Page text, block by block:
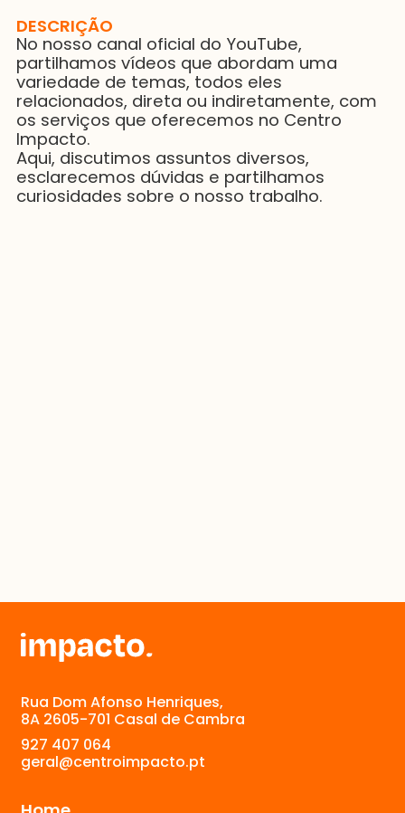
DESCRIÇÃO
No nosso canal oficial do YouTube,
partilhamos vídeos que abordam uma
variedade de temas, todos eles
relacionados, direta ou indiretamente, com
os serviços que oferecemos no Centro
Impacto.
Aqui, discutimos assuntos diversos,
esclarecemos dúvidas e partilhamos
curiosidades sobre o nosso trabalho.
Rua Dom Afonso Henriques,
8A 2605-701 Casal de Cambra
927 407 064
geral@centroimpacto.pt